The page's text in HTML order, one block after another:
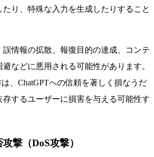
り、特殊な入力を生成したりすること
情報の拡散、報復目的の達成、コンテ
などに悪用される可能性があります。
、ChatGPTへの信頼を著しく損なうだ
存するユーザーに損害を与える可能性す
撃（DoS攻撃）